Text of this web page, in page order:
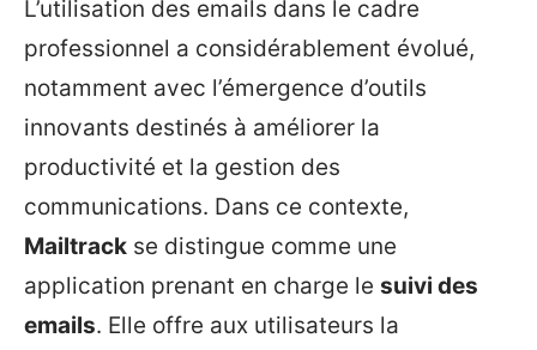
L’utilisation des emails dans le cadre
professionnel a considérablement évolué,
notamment avec l’émergence d’outils
innovants destinés à améliorer la
productivité et la gestion des
communications. Dans ce contexte,
Mailtrack se distingue comme une
application prenant en charge le suivi des
emails. Elle offre aux utilisateurs la